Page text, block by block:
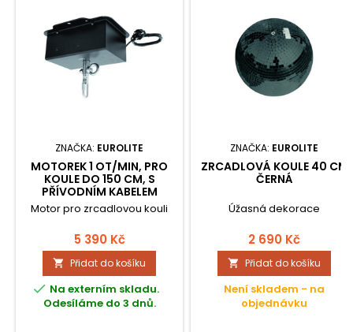
ZNAČKA: EUROLITE
MOTOREK 1 OT/MIN, PRO
KOULE DO 150 CM, S
PŘÍVODNÍM KABELEM
Motor pro zrcadlovou kouli
5 390 Kč
 Přidat do košíku
 Na externím skladu.
Odesíláme do 3 dnů.
ZNAČKA: EUROLITE
ZRCADLOVÁ KOULE 40 CM
ČERNÁ
Úžasná dekorace
2 690 Kč
 Přidat do košíku
Není skladem - na
objednávku